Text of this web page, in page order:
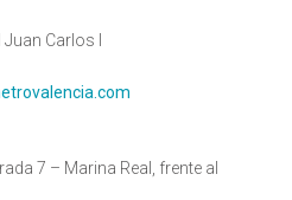
Carlos I
7 – Marina Real, frente al